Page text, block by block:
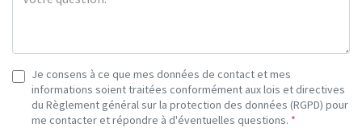
Je consens à ce que mes données de contact et mes
informations soient traitées conformément aux lois et directives
du Règlement général sur la protection des données (RGPD) pour
me contacter et répondre à d'éventuelles questions. *